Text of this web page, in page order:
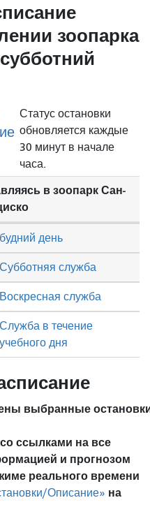
зоопарка
Статус остановки
обновляется каждые
30 минут в начале
часа.
в зоопарк Сан-
Субботняя служба
Воскресная служба
будний день
Служба в течение
учебного дня
выбранные
ссылками на все
и прогнозом
реального времени
Описание» на